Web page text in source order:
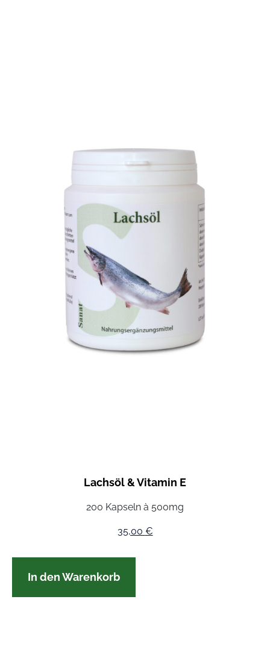
Lachsöl & Vitamin E
200 Kapseln à 500mg
35,00 €
In den Warenkorb